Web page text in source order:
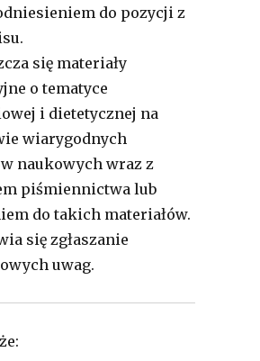
do pozycji z
się materiały
o tematyce
i dietetycznej na
wiarygodnych
naukowych wraz z
piśmiennictwa lub
do takich materiałów.
się zgłaszanie
uwag.